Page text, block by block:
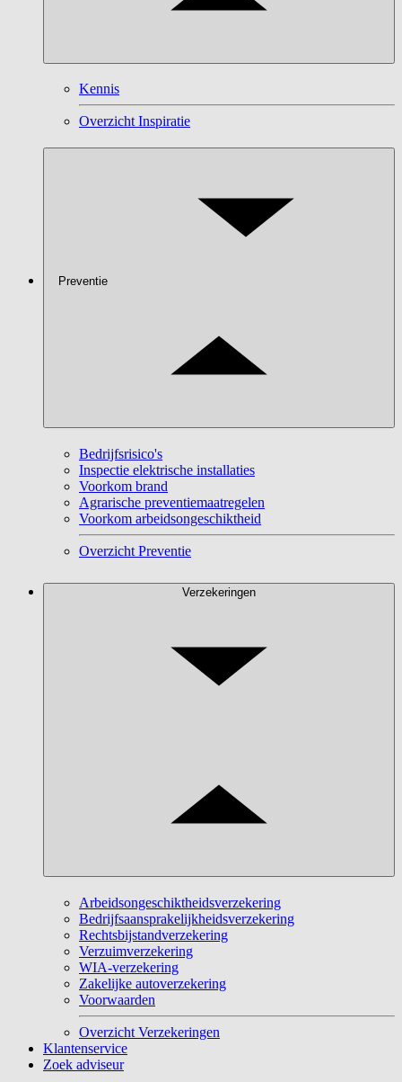
Kennis
Overzicht Inspiratie
Preventie
Bedrijfsrisico's
Inspectie elektrische installaties
Voorkom brand
Agrarische preventiemaatregelen
Voorkom arbeidsongeschiktheid
Overzicht Preventie
Verzekeringen
Arbeidsongeschiktheidsverzekering
Bedrijfsaansprakelijkheidsverzekering
Rechtsbijstandverzekering
Verzuimverzekering
WIA-verzekering
Zakelijke autoverzekering
Voorwaarden
Overzicht Verzekeringen
Klantenservice
Zoek adviseur